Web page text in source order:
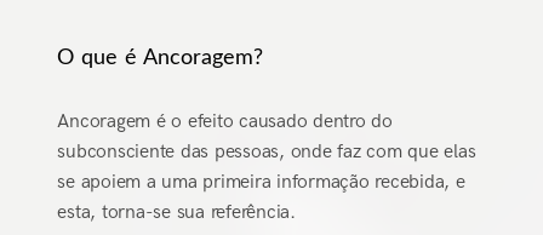
O que é Ancoragem?
Ancoragem é o efeito causado dentro do
subconsciente das pessoas, onde faz com que elas
se apoiem a uma primeira informação recebida, e
esta, torna-se sua referência.